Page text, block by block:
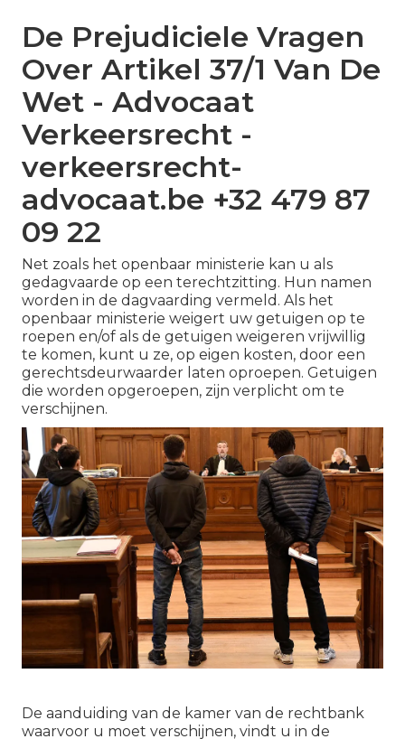
De Prejudiciele Vragen
Over Artikel 37/1 Van De
Wet - Advocaat
Verkeersrecht -
verkeersrecht-
advocaat.be +32 479 87
09 22
Net zoals het openbaar ministerie kan u als
gedagvaarde op een terechtzitting. Hun namen
worden in de dagvaarding vermeld. Als het
openbaar ministerie weigert uw getuigen op te
roepen en/of als de getuigen weigeren vrijwillig
te komen, kunt u ze, op eigen kosten, door een
gerechtsdeurwaarder laten oproepen. Getuigen
die worden opgeroepen, zijn verplicht om te
verschijnen.
De aanduiding van de kamer van de rechtbank
waarvoor u moet verschijnen, vindt u in de